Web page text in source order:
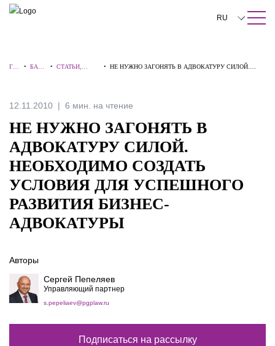
ПОИСК ПО САЙТУ Закрыть
RU
中文
Français
ГЛ
•БАЗА
• СТАТЬИ,
• НЕ НУЖНО ЗАГОНЯТЬ В АДВОКАТУРУ СИЛОЙ.
12.11.2010 6 мин. на чтение
НЕ НУЖНО ЗАГОНЯТЬ В
АДВОКАТУРУ СИЛОЙ.
НЕОБХОДИМО СОЗДАТЬ
УСЛОВИЯ ДЛЯ УСПЕШНОГО
РАЗВИТИЯ БИЗНЕС-
АДВОКАТУРЫ
Авторы
Сергей Пепеляев
Управляющий партнер
s.pepeliaev@pgplaw.ru
Подписаться на рассылку